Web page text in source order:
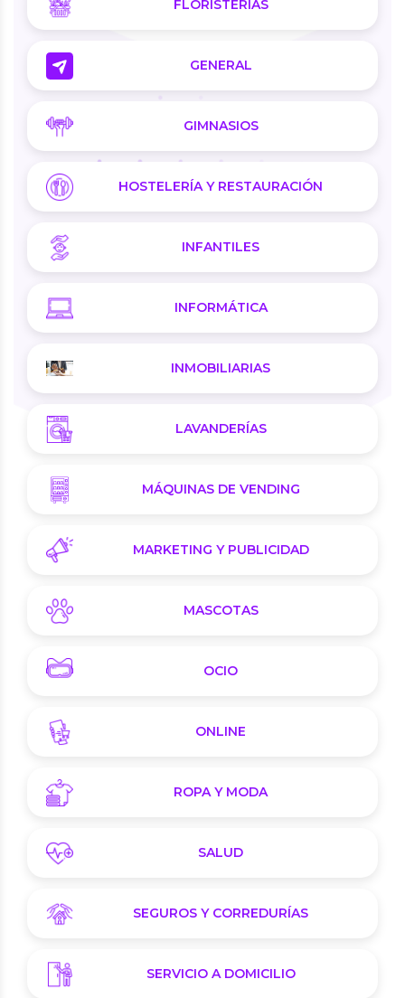
FLORISTERIAS
GENERAL
GIMNASIOS
HOSTELERÍA Y RESTAURACIÓN
INFANTILES
INFORMÁTICA
INMOBILIARIAS
LAVANDERÍAS
MÁQUINAS DE VENDING
MARKETING Y PUBLICIDAD
MASCOTAS
OCIO
ONLINE
ROPA Y MODA
SALUD
SEGUROS Y CORREDURÍAS
SERVICIO A DOMICILIO